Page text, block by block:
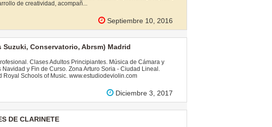
de creatividad, acompañ...
Septiembre 10, 2016
Conservatorio, Abrsm) Madrid
Clases Adultos Principiantes. Música de Cámara y
y Fin de Curso. Zona Arturo Soria - Ciudad Lineal.
Royal Schools of Music. www.estudiodeviolin.com
Diciembre 3, 2017
DE CLARINETE